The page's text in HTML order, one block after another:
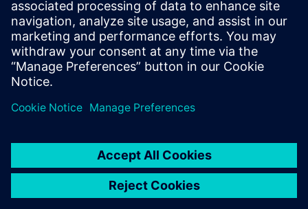
企业信息
隐私声明
Cookie 声明
使用条款
数字身份证